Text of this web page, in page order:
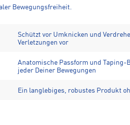
Bewegungsfreiheit.
Schützt vor Umknicken und
Verletzungen vor
Anatomische Passform und Taping-
jeder Deiner Bewegungen
Ein langlebiges, robustes Produkt